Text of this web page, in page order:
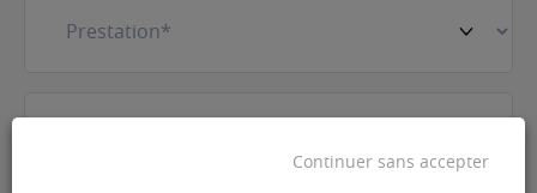
Continuer sans accepter